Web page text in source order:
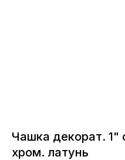
Чашка декорат.
хром. латунь